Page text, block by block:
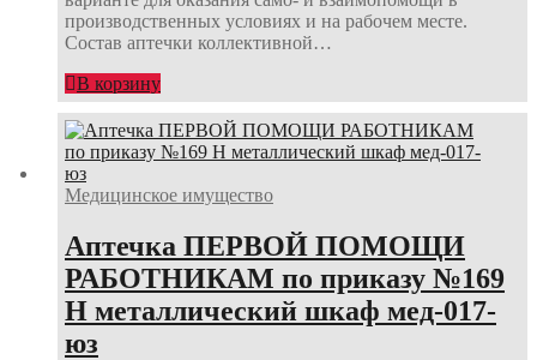
производственных условиях и на рабочем месте.
Состав аптечки коллективной…
В корзину
Медицинское имущество
Аптечка ПЕРВОЙ ПОМОЩИ
РАБОТНИКАМ по приказу №169
Н металлический шкаф мед-017-
юз